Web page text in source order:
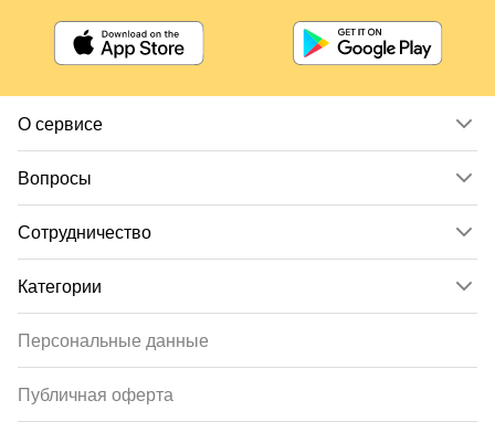
О сервисе
Вопросы
Сотрудничество
Категории
Персональные данные
Публичная оферта